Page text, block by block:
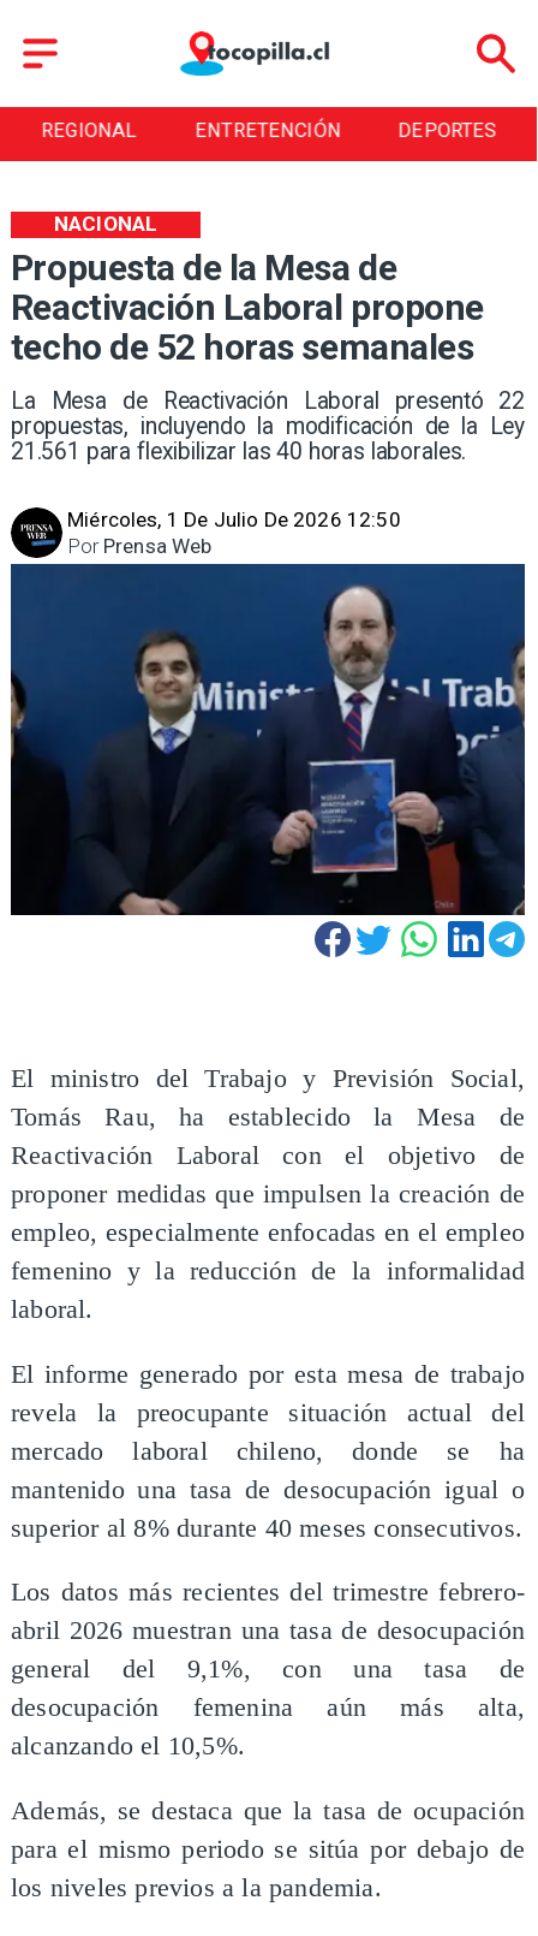
ENTRETENCIÓN DEPORTES CULTURA
Propuesta de la Mesa de
Reactivación Laboral propone
techo de 52 horas semanales
La Mesa de Reactivación Laboral presentó 22
propuestas, incluyendo la modificación de la Ley
21.561 para flexibilizar las 40 horas laborales.
NACIONAL
Miércoles, 1 De Julio De 2026 12:50
Prensa Web
Por
El ministro del Trabajo y Previsión Social,
Tomás Rau, ha establecido la Mesa de
Reactivación Laboral con el objetivo de
proponer medidas que impulsen la creación de
empleo, especialmente enfocadas en el empleo
femenino y la reducción de la informalidad
laboral.
El informe generado por esta mesa de trabajo
revela la preocupante situación actual del
mercado laboral chileno, donde se ha
mantenido una tasa de desocupación igual o
superior al 8% durante 40 meses consecutivos.
Los datos más recientes del trimestre febrero-
abril 2026 muestran una tasa de desocupación
general del 9,1%, con una tasa de
desocupación femenina aún más alta,
alcanzando el 10,5%.
Además, se destaca que la tasa de ocupación
para el mismo periodo se sitúa por debajo de
los niveles previos a la pandemia.